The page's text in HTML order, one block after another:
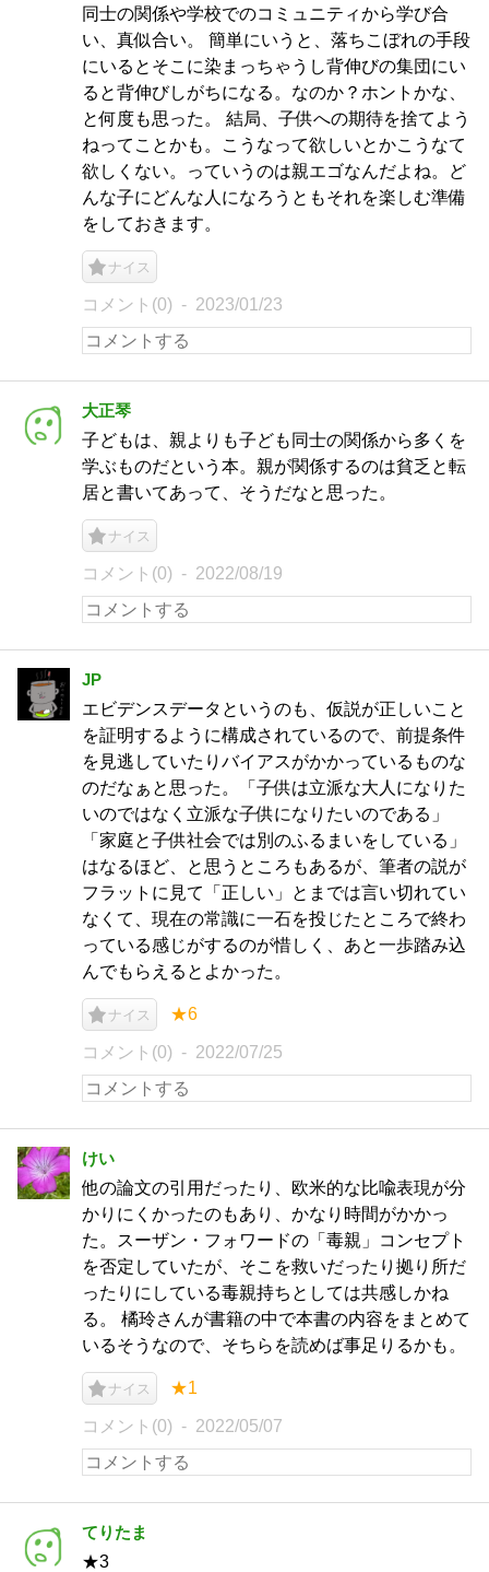
同士の関係や学校でのコミュニティから学び合
い、真似合い。 簡単にいうと、落ちこぼれの手段
にいるとそこに染まっちゃうし背伸びの集団にい
ると背伸びしがちになる。なのか？ホントかな、
と何度も思った。 結局、子供への期待を捨てよう
ねってことかも。こうなって欲しいとかこうなて
欲しくない。っていうのは親エゴなんだよね。ど
んな子にどんな人になろうともそれを楽しむ準備
をしておきます。
ナイス
コメント(0) 2023/01/23
大正琴
子どもは、親よりも子ども同士の関係から多くを
学ぶものだという本。親が関係するのは貧乏と転
居と書いてあって、そうだなと思った。
ナイス
コメント(0) 2022/08/19
JP
エビデンスデータというのも、仮説が正しいこと
を証明するように構成されているので、前提条件
を見逃していたりバイアスがかかっているものな
のだなぁと思った。「子供は立派な大人になりた
いのではなく立派な子供になりたいのである」
「家庭と子供社会では別のふるまいをしている」
はなるほど、と思うところもあるが、筆者の説が
フラットに見て「正しい」とまでは言い切れてい
なくて、現在の常識に一石を投じたところで終わ
っている感じがするのが惜しく、あと一歩踏み込
んでもらえるとよかった。
ナイス ★6
コメント(0) 2022/07/25
けい
他の論文の引用だったり、欧米的な比喩表現が分
かりにくかったのもあり、かなり時間がかかっ
た。スーザン・フォワードの「毒親」コンセプト
を否定していたが、そこを救いだったり拠り所だ
ったりにしている毒親持ちとしては共感しかね
る。 橘玲さんが書籍の中で本書の内容をまとめて
いるそうなので、そちらを読めば事足りるかも。
ナイス ★1
コメント(0) 2022/05/07
てりたま
★3